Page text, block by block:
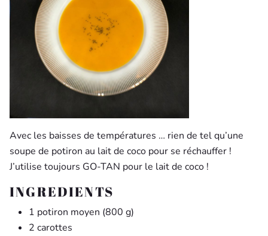
Avec les baisses de températures … rien de tel qu’une
soupe de potiron au lait de coco pour se réchauffer !
J’utilise toujours GO-TAN pour le lait de coco !
INGREDIENTS
1 potiron moyen (800 g)
2 carottes